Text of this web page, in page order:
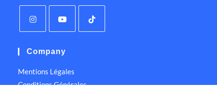
Company
Mentions Légales
Conditions Générales